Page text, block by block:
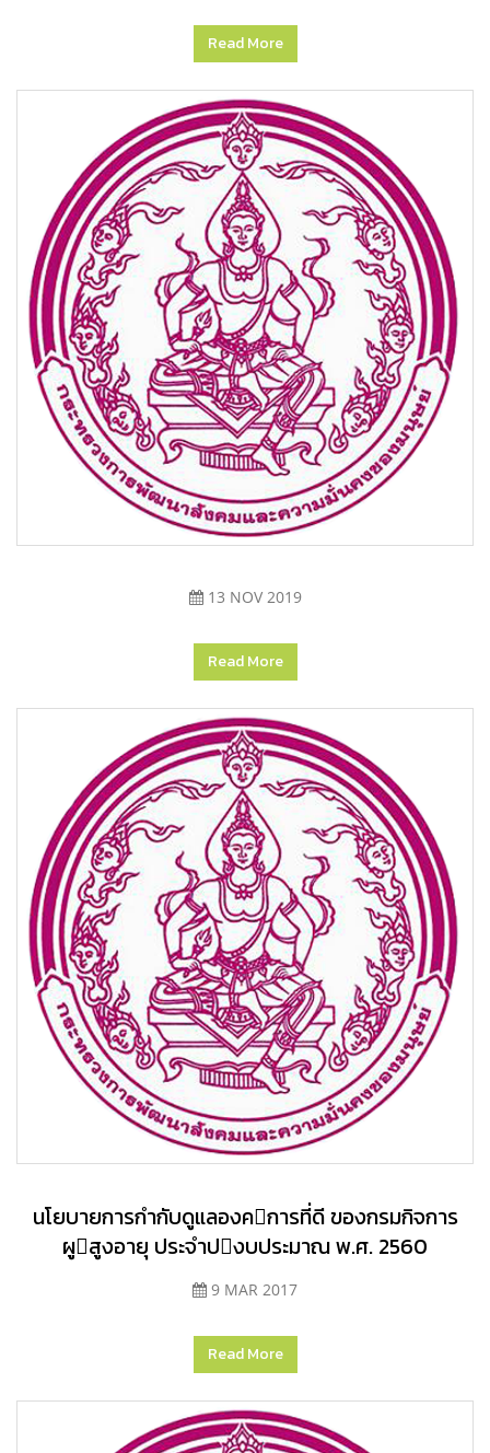
Read More
13 NOV 2019
Read More
นโยบายการกํากับดูแลองคการที่ดี ของกรมกิจการ
ผูสูงอายุ ประจําปงบประมาณ พ.ศ. 2560
9 MAR 2017
Read More